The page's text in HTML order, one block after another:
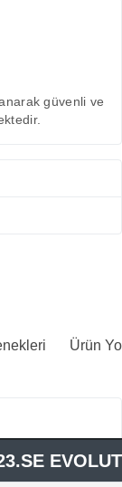
güvenli ve
Ürün